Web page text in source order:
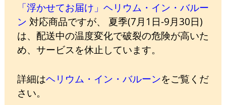
「浮かせてお届け」ヘリウム・イン・バルー
ン 対応商品ですが、 夏季(7月1日-9月30日)
は、配送中の温度変化で破裂の危険が高いた
め、サービスを休止しています。
詳細はヘリウム・イン・バルーンをご覧くだ
さい。